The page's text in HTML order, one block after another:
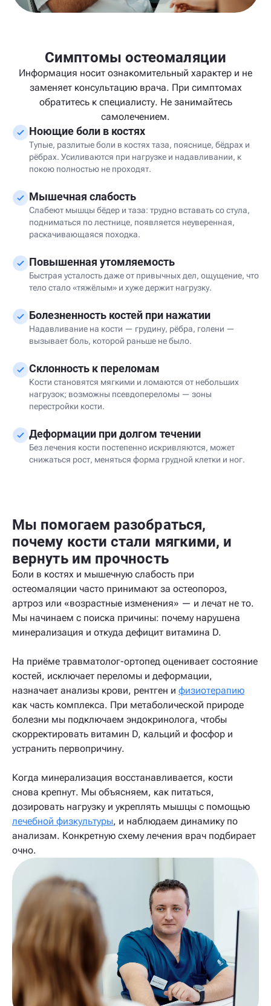
Симптомы остеомаляции
Информация носит ознакомительный характер и не
заменяет консультацию врача. При симптомах
обратитесь к специалисту. Не занимайтесь
самолечением.
Ноющие боли в костях
Тупые, разлитые боли в костях таза, пояснице, бёдрах и
рёбрах. Усиливаются при нагрузке и надавливании, к
покою полностью не проходят.
Мышечная слабость
Слабеют мышцы бёдер и таза: трудно вставать со стула,
подниматься по лестнице, появляется неуверенная,
раскачивающаяся походка.
Повышенная утомляемость
Быстрая усталость даже от привычных дел, ощущение, что
тело стало «тяжёлым» и хуже держит нагрузку.
Болезненность костей при нажатии
Надавливание на кости — грудину, рёбра, голени —
вызывает боль, которой раньше не было.
Склонность к переломам
Кости становятся мягкими и ломаются от небольших
нагрузок; возможны псевдопереломы — зоны
перестройки кости.
Деформации при долгом течении
Без лечения кости постепенно искривляются, может
снижаться рост, меняться форма грудной клетки и ног.
Мы помогаем разобраться,
почему кости стали мягкими, и
вернуть им прочность
Боли в костях и мышечную слабость при
остеомаляции часто принимают за остеопороз,
артроз или «возрастные изменения» — и лечат не то.
Мы начинаем с поиска причины: почему нарушена
минерализация и откуда дефицит витамина D.
На приёме травматолог-ортопед оценивает состояние
костей, исключает переломы и деформации,
назначает анализы крови, рентген и физиотерапию
как часть комплекса. При метаболической природе
болезни мы подключаем эндокринолога, чтобы
скорректировать витамин D, кальций и фосфор и
устранить первопричину.
Когда минерализация восстанавливается, кости
снова крепнут. Мы объясняем, как питаться,
дозировать нагрузку и укреплять мышцы с помощью
лечебной физкультуры, и наблюдаем динамику по
анализам. Конкретную схему лечения врач подбирает
очно.